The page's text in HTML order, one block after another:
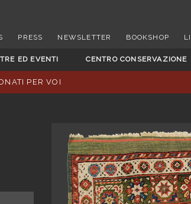
PRESS NEWSLETTER BOOKSHOP
ED EVENTI CENTRO CONSERVAZIONE
PER VOI